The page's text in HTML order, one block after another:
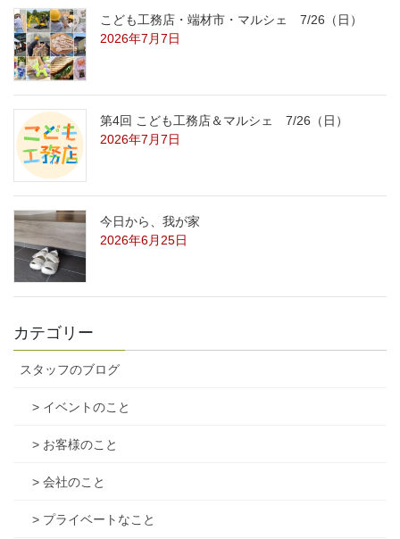
こども工務店・端材市・マルシェ 7/26（日）
2026年7月7日
第4回 こども工務店＆マルシェ 7/26（日）
2026年7月7日
今日から、我が家
2026年6月25日
カテゴリー
スタッフのブログ
> イベントのこと
> お客様のこと
> 会社のこと
> プライベートなこと